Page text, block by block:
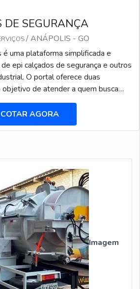
DE SEGURANÇA
/ ANÁPOLIS - GO
é uma plataforma simplificada e
epi calçados de segurança e outros
O portal oferece duas
de atender a quem busca
do segmento industrial ou
na divulgação de seus produtos e
e ágil.A plataforma oferece
COTAR AGORA
Imagem